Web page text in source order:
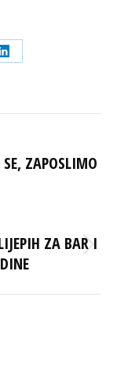
Share
LinkedIn
ZAPOSLIMO
ZA BAR I